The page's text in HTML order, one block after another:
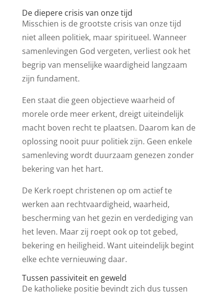
De diepere crisis van onze tijd
Misschien is de grootste crisis van onze tijd
niet alleen politiek, maar spiritueel. Wanneer
samenlevingen God vergeten, verliest ook het
begrip van menselijke waardigheid langzaam
zijn fundament.
Een staat die geen objectieve waarheid of
morele orde meer erkent, dreigt uiteindelijk
macht boven recht te plaatsen. Daarom kan de
oplossing nooit puur politiek zijn. Geen enkele
samenleving wordt duurzaam genezen zonder
bekering van het hart.
De Kerk roept christenen op om actief te
werken aan rechtvaardigheid, waarheid,
bescherming van het gezin en verdediging van
het leven. Maar zij roept ook op tot gebed,
bekering en heiligheid. Want uiteindelijk begint
elke echte vernieuwing daar.
Tussen passiviteit en geweld
De katholieke positie bevindt zich dus tussen